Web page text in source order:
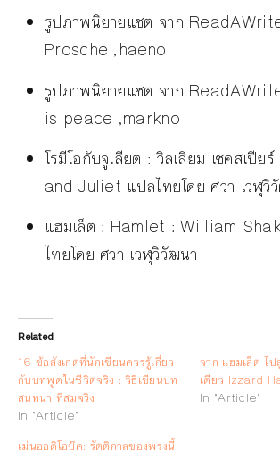
รูปภาพนิยายแชต จาก
Prosche ,haeno
รูปภาพนิยายแชต จาก
is peace ,markno
โรมีโอกับจูเลียต : วิลเลียม เชคสเปีย
and Juliet แปลไทยโดย ศวา เวฬุวิ
แฮมเล็ต : Hamlet : William
ไทยโดย ศวา เวฬุวิวัฒนา
Related
16 ข้อสังเกตที่นักเขียนควรรู้เกี่ยว
กับบทพูดในชีวิตจริง : วิธีเขียนบท
สนทนา ที่สมจริง
In "Article"
จาก แฮมเล็ต ไ
เดียว Izzard
In "Article"
เม่นออดิโอบุ๊ค: รัตติกาลของพรุ่งนี้